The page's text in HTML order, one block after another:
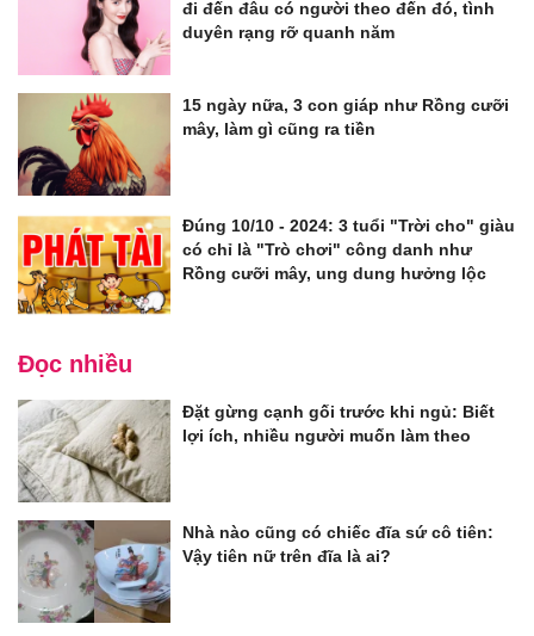
đi đến đâu có người theo đến đó, tình
duyên rạng rỡ quanh năm
15 ngày nữa, 3 con giáp như Rồng cưỡi
mây, làm gì cũng ra tiền
Đúng 10/10 - 2024: 3 tuổi "Trời cho" giàu
có chỉ là "Trò chơi" công danh như
Rồng cưỡi mây, ung dung hưởng lộc
Đọc nhiều
Đặt gừng cạnh gối trước khi ngủ: Biết
lợi ích, nhiều người muốn làm theo
Nhà nào cũng có chiếc đĩa sứ cô tiên:
Vậy tiên nữ trên đĩa là ai?